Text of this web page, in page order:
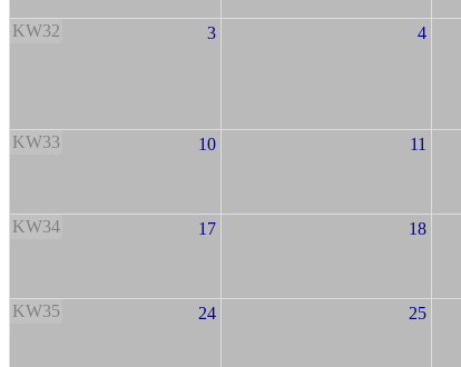
KW32 3 4
KW33 10 11
KW34 17 18
KW35 24 25